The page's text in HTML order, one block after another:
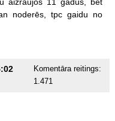
noderēs, tpc gaidu
no
Komentāra reitings:
1.471